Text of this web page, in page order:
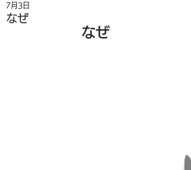
なぜ
7月3日
なぜ